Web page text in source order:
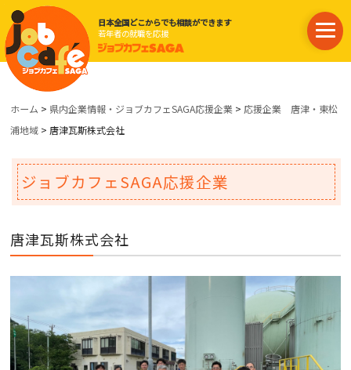
日本全国どこからでも相談ができます
若年者の就職を応援
ホーム > 県内企業情報・ジョブカフェSAGA応援企業 > 応援企業 唐津・東松
浦地域 > 唐津瓦斯株式会社
ジョブカフェSAGA応援企業
唐津瓦斯株式会社